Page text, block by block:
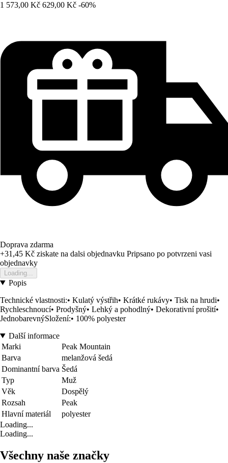
1 573,00 Kč 629,00 Kč -60%
Doprava zdarma
+31,45 Kč ziskate na dalsi objednavku Pripsano po potvrzeni vasi
objednavky
Loading...
Popis
Technické vlastnosti:• Kulatý výstřih• Krátké rukávy• Tisk na hrudi•
Rychleschnoucí• Prodyšný• Lehký a pohodlný• Dekorativní prošití•
JednobarevnýSložení:• 100% polyester
Další informace
Marki
Peak Mountain
Barva
melanžová šedá
Dominantní barva Šedá
Typ
Muž
Věk
Dospělý
Rozsah
Peak
Hlavní materiál
polyester
Loading...
Loading...
Všechny naše značky